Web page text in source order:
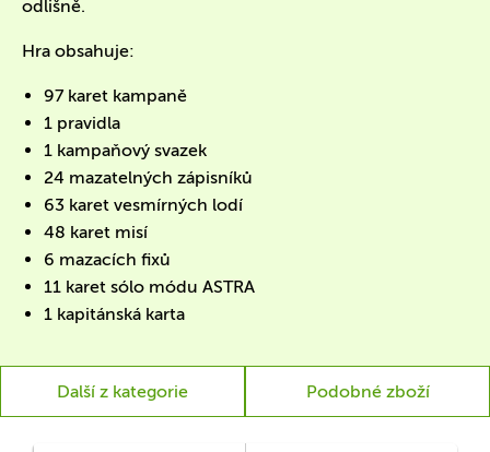
odlišně.
Hra obsahuje:
97 karet kampaně
1 pravidla
1 kampaňový svazek
24 mazatelných zápisníků
63 karet vesmírných lodí
48 karet misí
6 mazacích fixů
11 karet sólo módu ASTRA
1 kapitánská karta
Další z kategorie Podobné zboží